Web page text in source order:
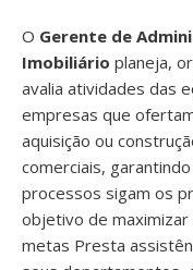
O Gerente de
Imobiliário planeja,
avalia atividades das
empresas que
aquisição ou
comerciais,
processos sigam os
objetivo de
metas Presta